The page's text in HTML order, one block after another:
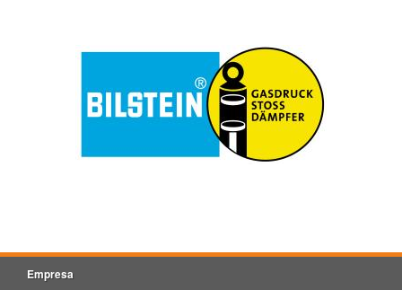
Empresa